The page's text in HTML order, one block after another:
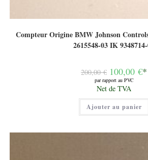
Compteur Origine BMW Johnson
2615548-03 IK
200,00€ Le
prix
initial
était :
200,00 €.
100,00 €*
par rapport au PVC
Le
prix
actuel
est :
100,00 €.
Net de TVA
Ajouter au panier